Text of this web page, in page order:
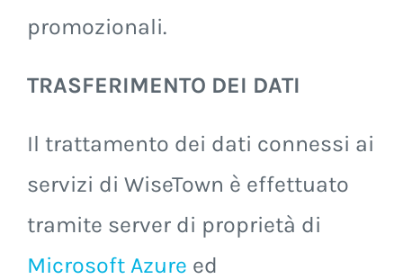
promozionali.
TRASFERIMENTO DEI DATI
Il trattamento dei dati connessi ai
servizi di WiseTown è effettuato
tramite server di proprietà di
Microsoft Azure ed